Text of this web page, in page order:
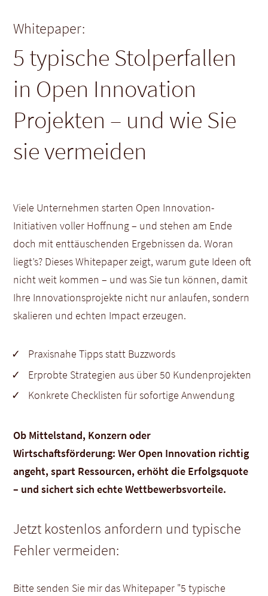
Whitepaper:
5 typische Stolperfallen
in Open Innovation
Projekten – und wie Sie
sie vermeiden
Viele Unternehmen starten Open Innovation-
Initiativen voller Hoffnung – und stehen am Ende
doch mit enttäuschenden Ergebnissen da. Woran
liegt’s? Dieses Whitepaper zeigt, warum gute Ideen oft
nicht weit kommen – und was Sie tun können, damit
Ihre Innovationsprojekte nicht nur anlaufen, sondern
skalieren und echten Impact erzeugen.
Praxisnahe Tipps statt Buzzwords
Erprobte Strategien aus über 50 Kundenprojekten
Konkrete Checklisten für sofortige Anwendung
Ob Mittelstand, Konzern oder
Wirtschaftsförderung: Wer Open Innovation richtig
angeht, spart Ressourcen, erhöht die Erfolgsquote
– und sichert sich echte Wettbewerbsvorteile.
Jetzt kostenlos anfordern und typische
Fehler vermeiden:
Bitte senden Sie mir das Whitepaper "5 typische